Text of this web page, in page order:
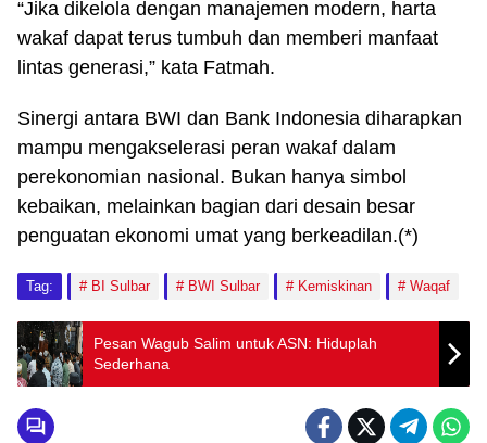
“Jika dikelola dengan manajemen modern, harta
wakaf dapat terus tumbuh dan memberi manfaat
lintas generasi,” kata Fatmah.
Sinergi antara BWI dan Bank Indonesia diharapkan
mampu mengakselerasi peran wakaf dalam
perekonomian nasional. Bukan hanya simbol
kebaikan, melainkan bagian dari desain besar
penguatan ekonomi umat yang berkeadilan.(*)
Tag: BI Sulbar BWI Sulbar Kemiskinan Waqaf
Pesan Wagub Salim untuk ASN: Hiduplah
Sederhana